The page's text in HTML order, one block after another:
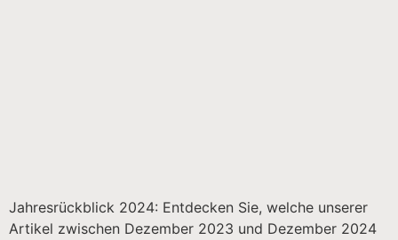
Jahresrückblick 2024: Entdecken Sie, welche unserer
Artikel zwischen Dezember 2023 und Dezember 2024